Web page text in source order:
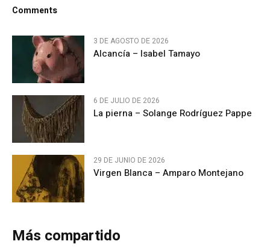
Comments
3 DE AGOSTO DE 2026
Alcancía – Isabel Tamayo
6 DE JULIO DE 2026
La pierna – Solange Rodríguez Pappe
29 DE JUNIO DE 2026
Virgen Blanca – Amparo Montejano
Más compartido